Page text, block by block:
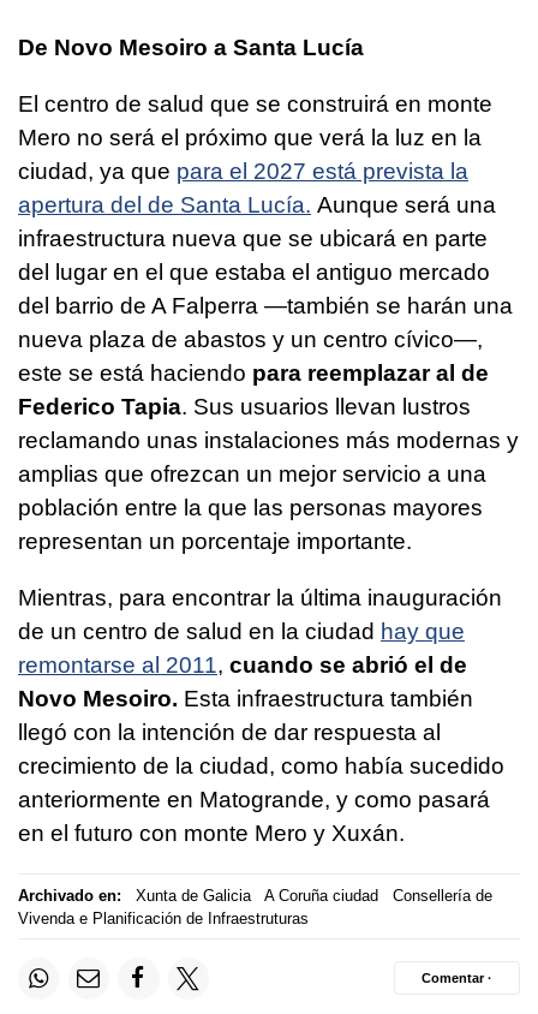
De Novo Mesoiro a Santa Lucía
El centro de salud que se construirá en monte
Mero no será el próximo que verá la luz en la
ciudad, ya que para el 2027 está prevista la
apertura del de Santa Lucía. Aunque será una
infraestructura nueva que se ubicará en parte
del lugar en el que estaba el antiguo mercado
del barrio de A Falperra —también se harán una
nueva plaza de abastos y un centro cívico—,
este se está haciendo para reemplazar al de
Federico Tapia. Sus usuarios llevan lustros
reclamando unas instalaciones más modernas y
amplias que ofrezcan un mejor servicio a una
población entre la que las personas mayores
representan un porcentaje importante.
Mientras, para encontrar la última inauguración
de un centro de salud en la ciudad hay que
remontarse al 2011, cuando se abrió el de
Novo Mesoiro. Esta infraestructura también
llegó con la intención de dar respuesta al
crecimiento de la ciudad, como había sucedido
anteriormente en Matogrande, y como pasará
en el futuro con monte Mero y Xuxán.
Archivado en: Xunta de Galicia A Coruña ciudad
Consellería de
Vivenda e Planificación de Infraestruturas
Comentar ·